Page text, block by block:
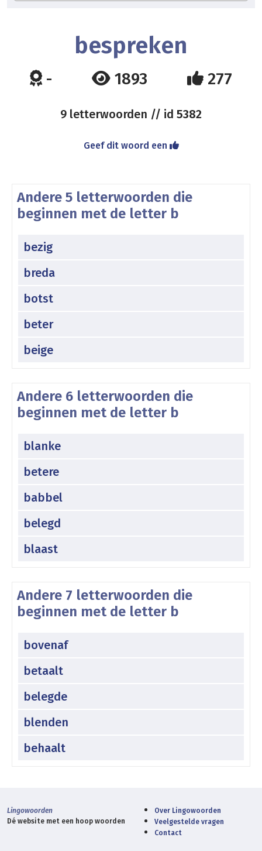
bespreken
- 1893 277
9 letterwoorden // id 5382
Geef dit woord een
Andere 5 letterwoorden die
beginnen met de letter b
bezig
breda
botst
beter
beige
Andere 6 letterwoorden die
beginnen met de letter b
blanke
betere
babbel
belegd
blaast
Andere 7 letterwoorden die
beginnen met de letter b
bovenaf
betaalt
belegde
blenden
behaalt
Lingowoorden
Dé website met een hoop woorden
Over Lingowoorden
Veelgestelde vragen
Contact